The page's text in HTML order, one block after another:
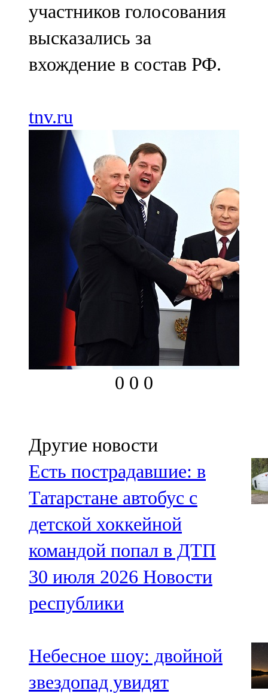
участников голосования
высказались за
вхождение в состав РФ.
tnv.ru
0 0 0
Другие новости
Есть пострадавшие: в
Татарстане автобус с
детской хоккейной
командой попал в ДТП
30 июля 2026 Новости
республики
Небесное шоу: двойной
звездопад увидят